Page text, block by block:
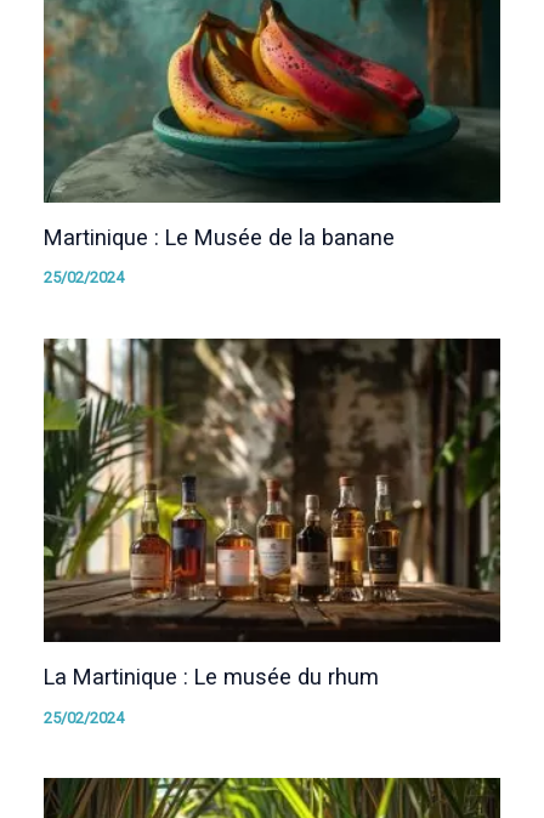
Martinique : Le Musée de la banane
25/02/2024
La Martinique : Le musée du rhum
25/02/2024